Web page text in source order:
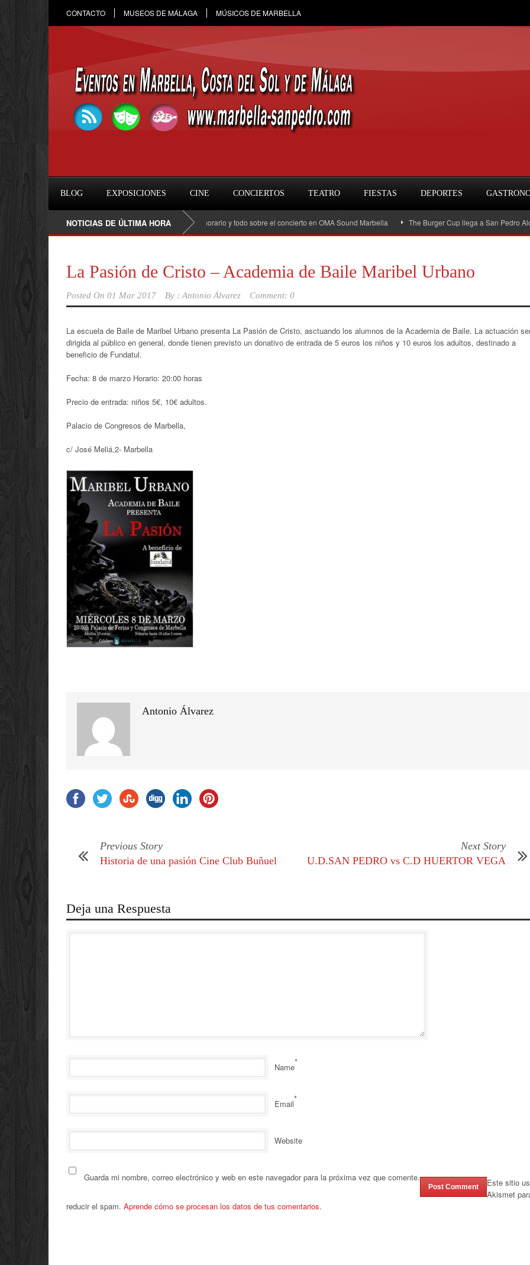
CONTACTO MUSEOS DE MÁLAGA MÚSICOS DE MARBELLA
BLOG EXPOSICIONES CINE CONCIERTOS TEATRO FIESTAS DEPORTES
NOTICIAS DE ÚLTIMA HORA
Raule en Marbella 2026: fecha, entradas, horario y todo sobre el concierto en OMA Sound Marbella The Burger Cup llega a San Pedro
La Pasión de Cristo – Academia de Baile Maribel Urbano
Posted On 01 Mar 2017 By : Antonio Álvarez Comment: 0
La escuela de Baile de Maribel Urbano presenta La Pasión de Cristo, asctuando los alumnos de la Academia de Baile. La actuación
dirigida al público en general, donde tienen previsto un donativo de entrada de 5 euros los niños y 10 euros los adultos, destinado a
beneficio de Fundatul.
Fecha: 8 de marzo Horario: 20:00 horas
Precio de entrada: niños 5€, 10€ adultos.
Palacio de Congresos de Marbella,
c/ José Meliá,2- Marbella
Antonio Álvarez
Previous Story
Historia de una pasión Cine Club Buñuel
Next Story
U.D.SAN PEDRO vs C.D HUERTOR VEGA
Deja una Respuesta
Name*
Email*
Website
Guarda mi nombre, correo electrónico y web en este navegador para la próxima vez que comente.
Este sitio
Akismet
reducir el spam. Aprende cómo se procesan los datos de tus comentarios.